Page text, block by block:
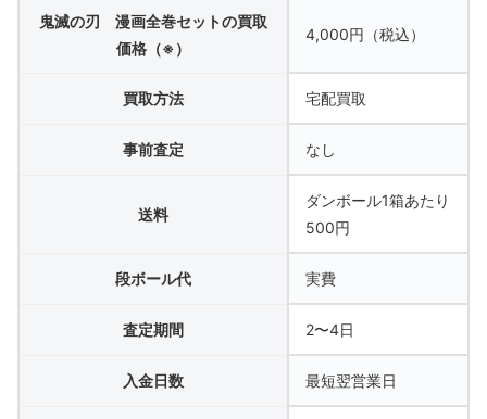
鬼滅の刃 漫画全巻セットの買取
価格（※）
4,000円（税込）
買取方法 宅配買取
事前査定 なし
送料
ダンボール1箱あたり
500円
段ボール代 実費
査定期間 2〜4日
入金日数 最短翌営業日